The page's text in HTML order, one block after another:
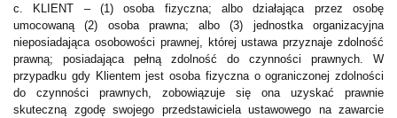
c. KLIENT – (1) osoba fizyczna; albo działająca przez osobę
umocowaną (2) osoba prawna; albo (3) jednostka organizacyjna
nieposiadająca osobowości prawnej, której ustawa przyznaje zdolność
prawną; posiadająca pełną zdolność do czynności prawnych. W
przypadku gdy Klientem jest osoba fizyczna o ograniczonej zdolności
do czynności prawnych, zobowiązuje się ona uzyskać prawnie
skuteczną zgodę swojego przedstawiciela ustawowego na zawarcie